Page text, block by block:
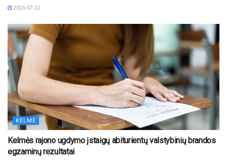
2026-07-22
KELMĖ
Kelmės rajono ugdymo įstaigų abiturientų valstybinių brandos
egzaminų rezultatai